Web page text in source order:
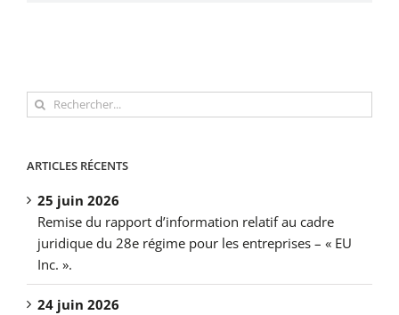
Rechercher:
ARTICLES RÉCENTS
25 juin 2026
Remise du rapport d’information relatif au cadre
juridique du 28e régime pour les entreprises – « EU
Inc. ».
24 juin 2026